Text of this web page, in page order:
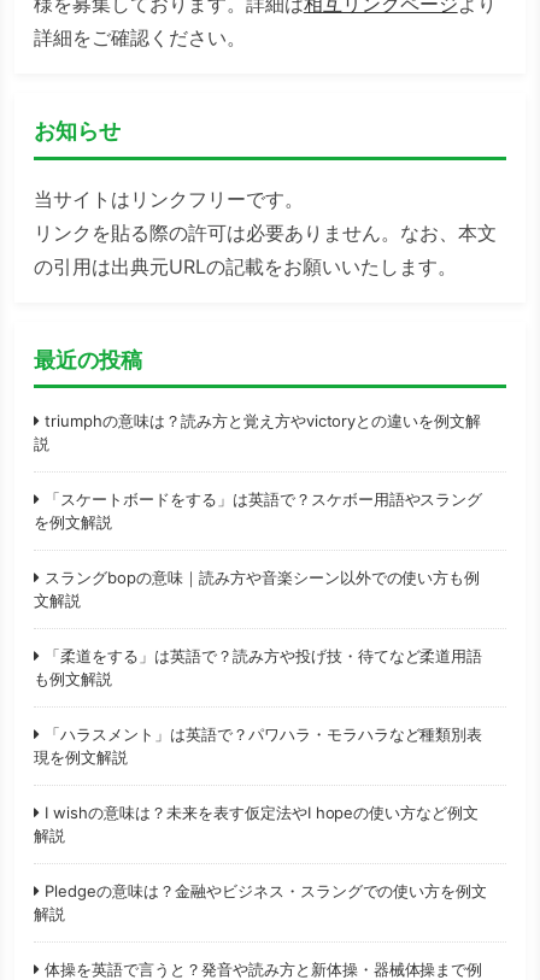
詳細をご確認ください。
お知らせ
当サイトはリンクフリーです。
リンクを貼る際の許可は必要ありません。なお、本文
の引用は出典元URLの記載をお願いいたします。
最近の投稿
triumphの意味は？読み方と覚え方やvictoryとの違いを例文解
説
「スケートボードをする」は英語で？スケボー用語やスラング
を例文解説
スラングbopの意味｜読み方や音楽シーン以外での使い方も例
文解説
「柔道をする」は英語で？読み方や投げ技・待てなど柔道用語
も例文解説
「ハラスメント」は英語で？パワハラ・モラハラなど種類別表
現を例文解説
I wishの意味は？未来を表す仮定法やI hopeの使い方など例文
解説
Pledgeの意味は？金融やビジネス・スラングでの使い方を例文
解説
体操を英語で言うと？発音や読み方と新体操・器械体操まで例